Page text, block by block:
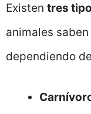
Existen tres
animales
dependiendo